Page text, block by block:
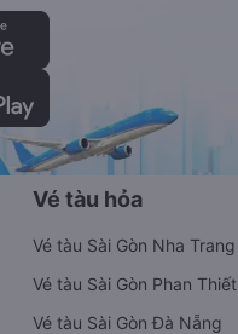
Vé tàu hỏa
Vé tàu Sài Gòn Nha Trang
Vé tàu Sài Gòn Phan Thiết
Vé tàu Sài Gòn Đà Nẵng